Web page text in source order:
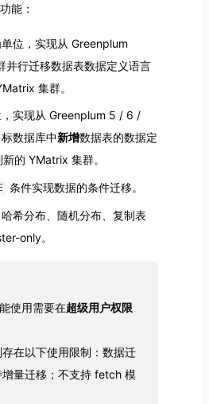
能：
位，实现从 Greenplum
行迁移数据表数据定义语言
集群。
实现从 Greenplum 5 / 6 /
数据库中新增数据表的数据定
的 YMatrix 集群。
条件实现数据的条件迁移。
希分布、随机分布、复制表
only。
使用需要在超级用户权限
在以下使用限制：数据迁
量迁移；不支持 fetch 模